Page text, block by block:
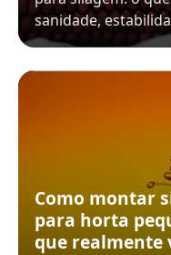
sanidade,
Como montar
para horta
que realmente